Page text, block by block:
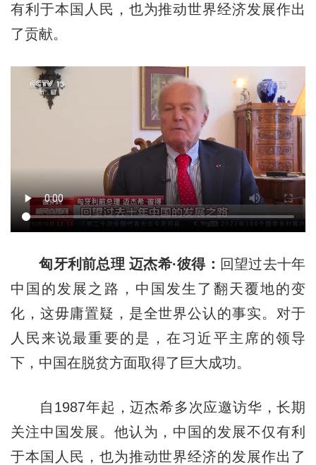
有利于本国人民，也为推动世界经济发展作出
了贡献。
匈牙利前总理 迈杰希·彼得： 回望过去十年
中国的发展之路，中国发生了翻天覆地的变
化，这毋庸置疑，是全世界公认的事实。对于
人民来说最重要的是，在习近平主席的领导
下，中国在脱贫方面取得了巨大成功。
自1987年起，迈杰希多次应邀访华，长期
关注中国发展。他认为，中国的发展不仅有利
于本国人民，也为推动世界经济的发展作出了